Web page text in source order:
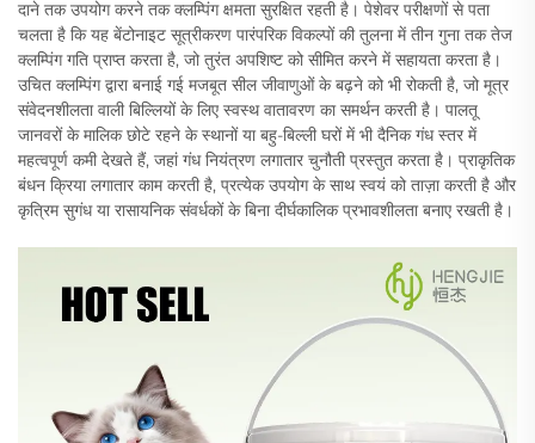
दाने तक उपयोग करने तक क्लम्पिंग क्षमता सुरक्षित रहती है। पेशेवर परीक्षणों से पता
चलता है कि यह बेंटोनाइट सूत्रीकरण पारंपरिक विकल्पों की तुलना में तीन गुना तक तेज
क्लम्पिंग गति प्राप्त करता है, जो तुरंत अपशिष्ट को सीमित करने में सहायता करता है।
उचित क्लम्पिंग द्वारा बनाई गई मजबूत सील जीवाणुओं के बढ़ने को भी रोकती है, जो मूत्र
संवेदनशीलता वाली बिल्लियों के लिए स्वस्थ वातावरण का समर्थन करती है। पालतू
जानवरों के मालिक छोटे रहने के स्थानों या बहु-बिल्ली घरों में भी दैनिक गंध स्तर में
महत्वपूर्ण कमी देखते हैं, जहां गंध नियंत्रण लगातार चुनौती प्रस्तुत करता है। प्राकृतिक
बंधन क्रिया लगातार काम करती है, प्रत्येक उपयोग के साथ स्वयं को ताज़ा करती है और
कृत्रिम सुगंध या रासायनिक संवर्धकों के बिना दीर्घकालिक प्रभावशीलता बनाए रखती है।